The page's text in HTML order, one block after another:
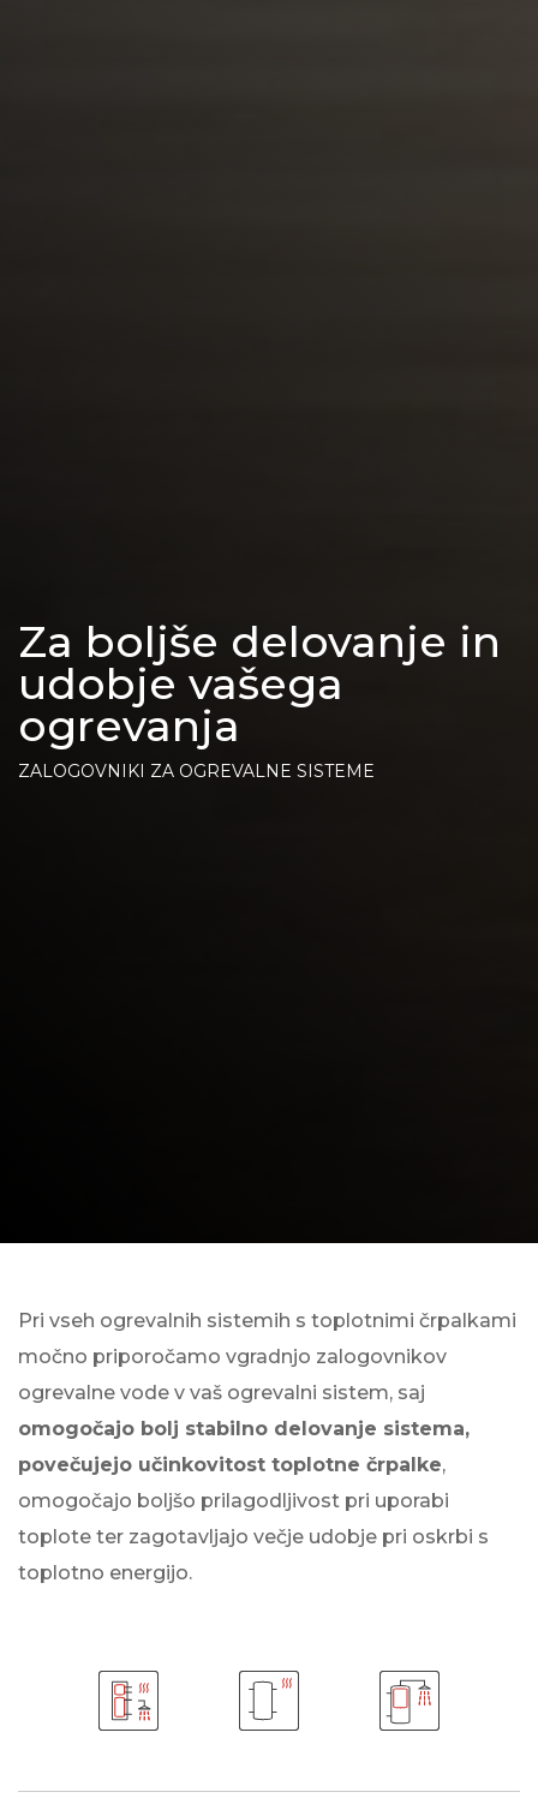
Za boljše delovanje in
udobje vašega
ogrevanja
ZALOGOVNIKI ZA OGREVALNE SISTEME
Pri vseh ogrevalnih sistemih s toplotnimi črpalkami
močno priporočamo vgradnjo zalogovnikov
ogrevalne vode v vaš ogrevalni sistem, saj
omogočajo bolj stabilno delovanje sistema,
povečujejo učinkovitost toplotne črpalke,
omogočajo boljšo prilagodljivost pri uporabi
toplote ter zagotavljajo večje udobje pri oskrbi s
toplotno energijo.